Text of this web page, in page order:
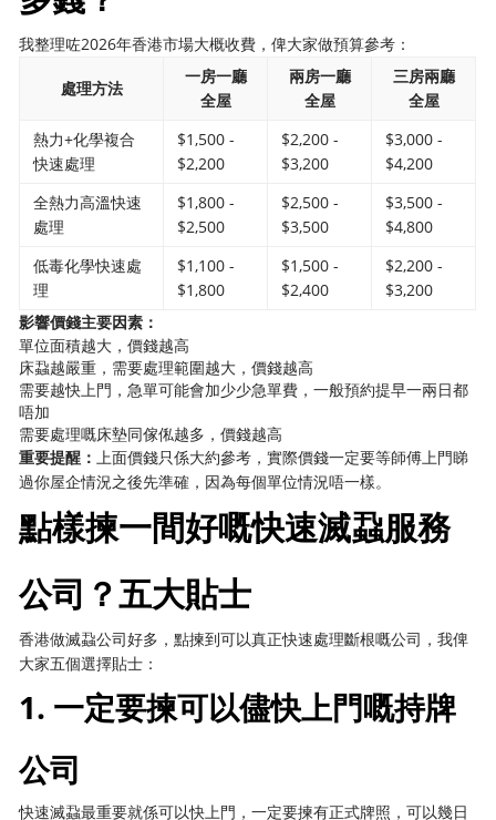
我整理咗2026年香港市場大概收費，俾大家做預算參考：
處理方法
一房一廳
全屋
兩房一廳
全屋
三房兩廳
全屋
熱力+化學複合
快速處理
$1,500 -
$2,200
$2,200 -
$3,200
$3,000 -
$4,200
全熱力高溫快速
處理
$1,800 -
$2,500
$2,500 -
$3,500
$3,500 -
$4,800
低毒化學快速處
理
$1,100 -
$1,800
$1,500 -
$2,400
$2,200 -
$3,200
影響價錢主要因素：
單位面積越大，價錢越高
床蝨越嚴重，需要處理範圍越大，價錢越高
需要越快上門，急單可能會加少少急單費，一般預約提早一兩日都
唔加
需要處理嘅床墊同傢俬越多，價錢越高
重要提醒：上面價錢只係大約參考，實際價錢一定要等師傅上門睇
過你屋企情況之後先準確，因為每個單位情況唔一樣。
點樣揀一間好嘅快速滅蝨服務
公司？五大貼士
香港做滅蝨公司好多，點揀到可以真正快速處理斷根嘅公司，我俾
大家五個選擇貼士：
1. 一定要揀可以儘快上門嘅持牌
公司
快速滅蝨最重要就係可以快上門，一定要揀有正式牌照，可以幾日